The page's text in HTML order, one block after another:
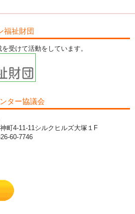
福祉財団
受けて活動をしています。
ター協議会
町4-11-11シルクヒルズ大塚１F
60-7746